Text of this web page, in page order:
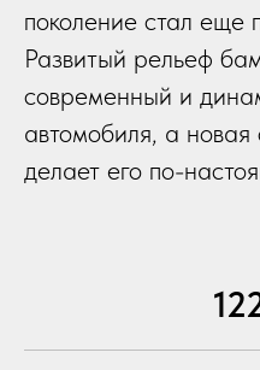
поколение стал еще
Развитый рельеф
современный и
автомобиля, а новая
делает его по-